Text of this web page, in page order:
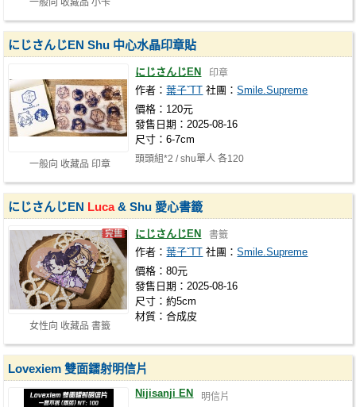
一般向 收藏品 小卡
一般向 收藏品 印章
にじさんじEN Shu 中心水晶印章貼
にじさんじEN 印章
作者：葉子ˇTT 社團：Smile.Supreme
價格：120元
發售日期：2025-08-16
尺寸：6-7cm
頭頭組*2 / shu單人 各120
女性向 收藏品 書籤
にじさんじEN Luca& Shu 愛心書籤
にじさんじEN 書籤
作者：葉子ˇTT 社團：Smile.Supreme
價格：80元
發售日期：2025-08-16
尺寸：約5cm
材質：合成皮
Lovexiem 雙面鐳射明信片
Nijisanji EN 明信片